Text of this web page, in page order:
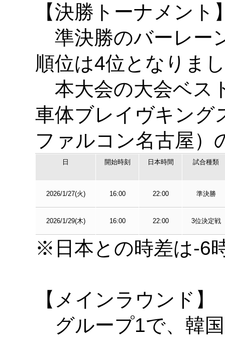
【決勝トーナメント
準決勝のバーレー
順位は4位となりま
本大会の大会ベス
車体ブレイヴキング
ファルコン名古屋）
日 開始時刻 日本時間 試合種類
2026/1/27(火) 16:00 22:00 準決勝
2026/1/29(木) 16:00 22:00 3位決定戦
※日本との時差は-6
【メインラウンド】
グループ1で、韓